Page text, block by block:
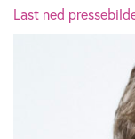
Last ned